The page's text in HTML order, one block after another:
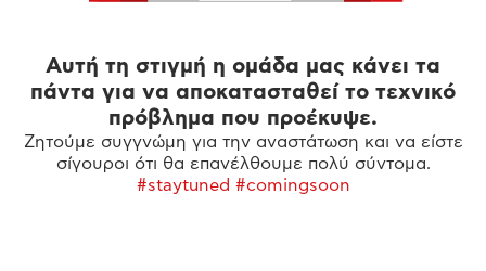
Αυτή τη στιγμή η ομάδα μας κάνει τα
πάντα για να αποκατασταθεί το τεχνικό
πρόβλημα που προέκυψε.
Ζητούμε συγγνώμη για την αναστάτωση και να είστε
σίγουροι ότι θα επανέλθουμε πολύ σύντομα.
#staytuned #comingsoon